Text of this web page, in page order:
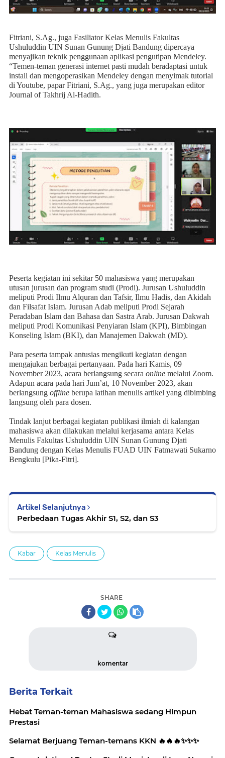
Fitriani, S.Ag., juga Fasiliator Kelas Menulis Fakultas
Ushuluddin UIN Sunan Gunung Djati Bandung dipercaya
menyajikan teknik penggunaan aplikasi pengutipan Mendeley.
“Temen-teman generasi internet pasti mudah beradaptasi untuk
install dan mengoperasikan Mendeley dengan menyimak tutorial
di Youtube, papar Fitriani, S.Ag., yang juga merupakan editor
Journal of Takhrij Al-Hadith.
Peserta kegiatan ini sekitar 50 mahasiswa yang merupakan
utusan jurusan dan program studi (Prodi). Jurusan Ushuluddin
meliputi Prodi Ilmu Alquran dan Tafsir, Ilmu Hadis, dan Akidah
dan Filsafat Islam. Jurusan Adab meliputi Prodi Sejarah
Peradaban Islam dan Bahasa dan Sastra Arab. Jurusan Dakwah
meliputi Prodi Komunikasi Penyiaran Islam (KPI), Bimbingan
Konseling Islam (BKI), dan Manajemen Dakwah (MD).
Para peserta tampak antusias mengikuti kegiatan dengan
mengajukan berbagai pertanyaan. Pada hari Kamis, 09
November 2023, acara berlangsung secara online melalui Zoom.
Adapun acara pada hari Jum’at, 10 November 2023, akan
berlangsung offline berupa latihan menulis artikel yang dibimbing
langsung oleh para dosen.
Tindak lanjut berbagai kegiatan publikasi ilmiah di kalangan
mahasiswa akan dilakukan melalui kerjasama antara Kelas
Menulis Fakultas Ushuluddin UIN Sunan Gunung Djati
Bandung dengan Kelas Menulis FUAD UIN Fatmawati Sukarno
Bengkulu [Pika-Fitri].
Artikel Selanjutnya
Perbedaan Tugas Akhir S1, S2, dan S3
Kabar Kelas Menulis
SHARE
komentar
Berita Terkait
Hebat Teman-teman Mahasiswa sedang Himpun
Prestasi
Selamat Berjuang Teman-temans KKN 🔥🔥🔥✨️✨️✨️